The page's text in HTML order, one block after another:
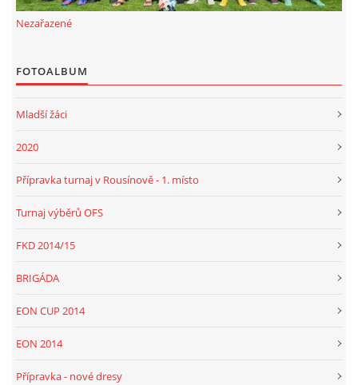
č.ú. 3227086359 / 0800
© 2026 eStránky.cz |RSS
Nezařazené
FOTOALBUM
Mladší žáci
2020
Přípravka turnaj v Rousínově - 1. místo
Turnaj výběrů OFS
FKD 2014/15
BRIGÁDA
EON CUP 2014
EON 2014
Přípravka - nové dresy